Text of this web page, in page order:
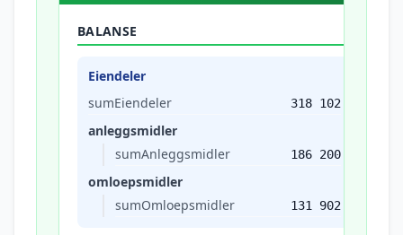
BALANSE
Eiendeler
sumEiendeler
318 102
anleggsmidler
sumAnleggsmidler
186 200
omloepsmidler
sumOmloepsmidler
131 902